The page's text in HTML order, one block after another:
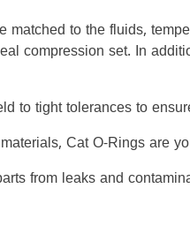
to the fluids,
compression set. In
to tight tolerances to
Cat O-Rings are
from leaks and